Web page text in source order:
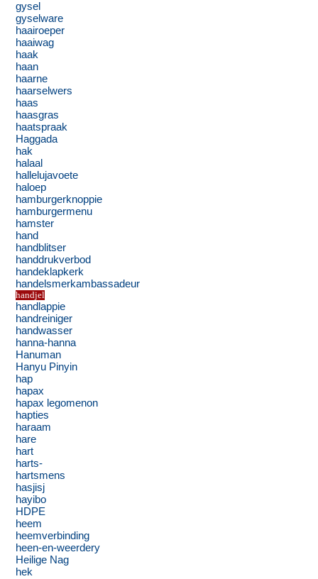
gysel
gyselware
haairoeper
haaiwag
haak
haan
haarne
haarselwers
haas
haasgras
haatspraak
Haggada
hak
halaal
hallelujavoete
haloep
hamburgerknoppie
hamburgermenu
hamster
hand
handblitser
handdrukverbod
handeklapkerk
handelsmerkambassadeur
handjel
handlappie
handreiniger
handwasser
hanna-hanna
Hanuman
Hanyu Pinyin
hap
hapax
hapax legomenon
hapties
haraam
hare
hart
harts-
hartsmens
hasjisj
hayibo
HDPE
heem
heemverbinding
heen-en-weerdery
Heilige Nag
hek